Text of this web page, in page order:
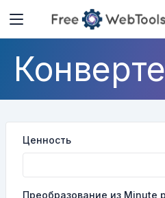
Ценность
Преобразование из Minute